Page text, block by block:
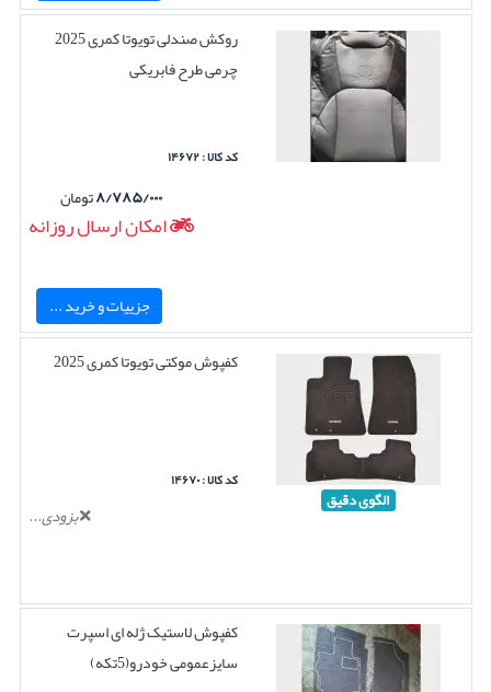
روکش صندلی تویوتا کمری 2025
چرمی طرح فابریکی
کد کالا : ۱۴۶۷۲
۸/۷۸۵/۰۰۰تومان
امکان ارسال روزانه
جزییات و خرید ...
الگوی دقیق
کفپوش موکتی تویوتا کمری 2025
کد کالا : ۱۴۶۷۰
بزودی...
کفپوش لاستیک ژله ای اسپرت
سایزعمومی خودرو(5تکه)